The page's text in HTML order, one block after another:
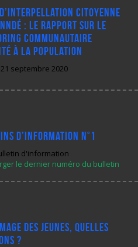
citoyenne
: Le rapport sur le
communautaire
à la population
septembre 2020
d’Information N°1
d'information
le dernier numéro du bulletin
des jeunes, quelles
?